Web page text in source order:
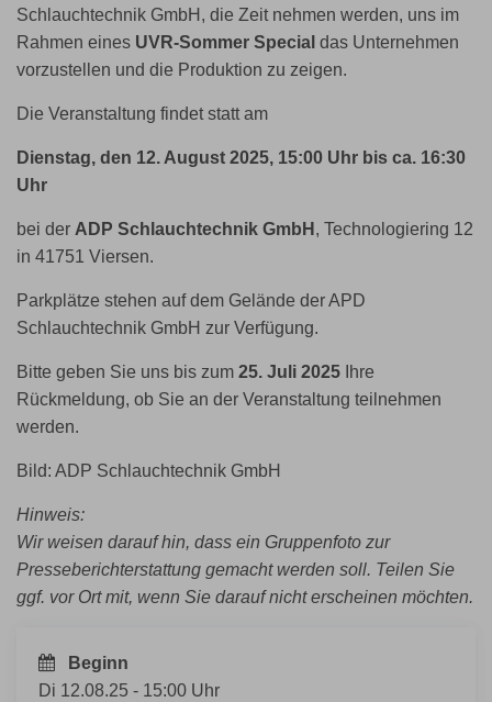
Schlauchtechnik GmbH, die Zeit nehmen werden, uns im
Rahmen eines UVR-Sommer Special das Unternehmen
vorzustellen und die Produktion zu zeigen.
Die Veranstaltung findet statt am
Dienstag, den 12. August 2025, 15:00 Uhr bis ca. 16:30
Uhr
bei der ADP Schlauchtechnik GmbH , Technologiering 12
in 41751 Viersen.
Parkplätze stehen auf dem Gelände der APD
Schlauchtechnik GmbH zur Verfügung.
Bitte geben Sie uns bis zum 25. Juli 2025 Ihre
Rückmeldung, ob Sie an der Veranstaltung teilnehmen
werden.
Bild: ADP Schlauchtechnik GmbH
Hinweis:
Wir weisen darauf hin, dass ein Gruppenfoto zur
Presseberichterstattung gemacht werden soll. Teilen Sie
ggf. vor Ort mit, wenn Sie darauf nicht erscheinen möchten.
Beginn
Di 12.08.25 - 15:00 Uhr